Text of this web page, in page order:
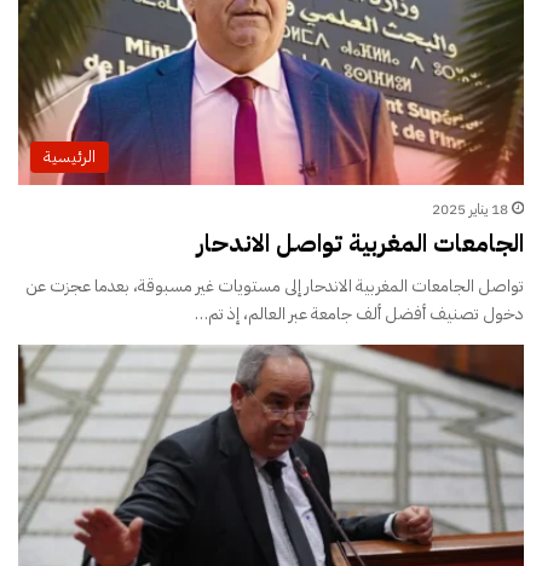
الرئيسية
18 يناير 2025
الجامعات المغربية تواصل الاندحار
تواصل الجامعات المغربية الاندحار إلى مستويات غير مسبوقة، بعدما عجزت عن
دخول تصنيف أفضل ألف جامعة عبر العالم، إذ تم…